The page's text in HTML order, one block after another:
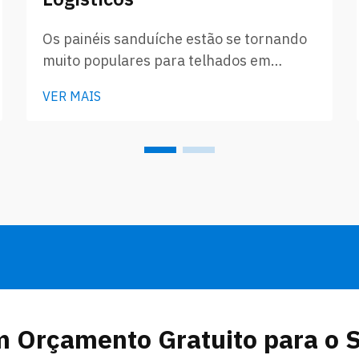
Os painéis sanduíche estão se tornando
muito populares para telhados em
painéis especiais são compostos por
metálicas, com um material isolante no
VER MAIS
Orçamento Gratuito para o